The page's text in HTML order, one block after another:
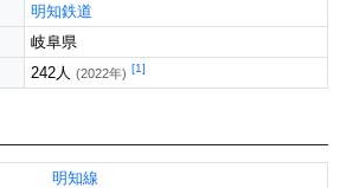
明知鉄道
岐阜県
242人 (2022年) [1]
明知線